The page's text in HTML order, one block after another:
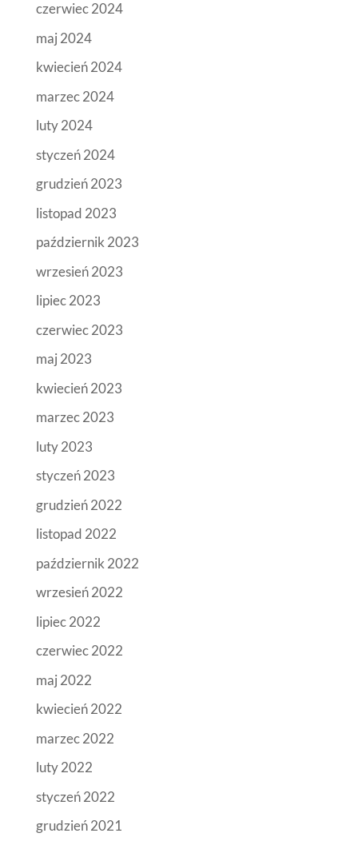
czerwiec 2024
maj 2024
kwiecień 2024
marzec 2024
luty 2024
styczeń 2024
grudzień 2023
listopad 2023
październik 2023
wrzesień 2023
lipiec 2023
czerwiec 2023
maj 2023
kwiecień 2023
marzec 2023
luty 2023
styczeń 2023
grudzień 2022
listopad 2022
październik 2022
wrzesień 2022
lipiec 2022
czerwiec 2022
maj 2022
kwiecień 2022
marzec 2022
luty 2022
styczeń 2022
grudzień 2021